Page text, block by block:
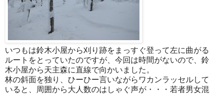
いつもは鈴木小屋から刈り跡をまっすぐ登って左に曲がる
ルートをとっていたのですが、今回は時間がないので、鈴
木小屋から天主森に直線で向かいました。
林の斜面を独り、ひーひー言いながらワカンラッセルして
いると、周囲から大人数のはしゃぐ声が・・・若者男女混